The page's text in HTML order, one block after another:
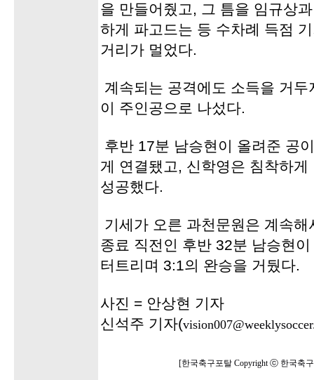
을 만들어줬고, 그 틈을 임규상
하게 파고드는 등 수차례 득점
거리가 멀었다.
계속되는 공격에도 소득을 거
이 주인공으로 나섰다.
후반 17분 남승현이 올려준 공
게 연결됐고, 신학영은 침착하
성공했다.
기세가 오른 과천문원은 계속
종료 직전인 후반 32분 남승현
터트리며 3:1의 완승을 거뒀다.
사진 = 안상현 기자
신석주 기자(
[한국축구포탈 Copyright ⓒ 한국축